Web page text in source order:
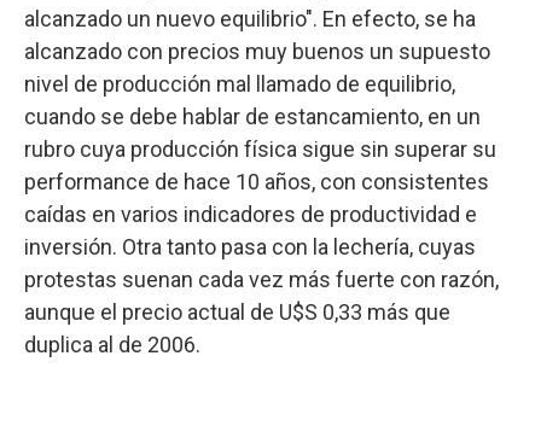
alcanzado un nuevo equilibrio". En efecto, se ha
alcanzado con precios muy buenos un supuesto
nivel de producción mal llamado de equilibrio,
cuando se debe hablar de estancamiento, en un
rubro cuya producción física sigue sin superar su
performance de hace 10 años, con consistentes
caídas en varios indicadores de productividad e
inversión. Otra tanto pasa con la lechería, cuyas
protestas suenan cada vez más fuerte con razón,
aunque el precio actual de U$S 0,33 más que
duplica al de 2006.